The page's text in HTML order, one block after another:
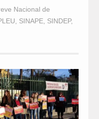
Nacional de
, SINAPE, SINDEP,